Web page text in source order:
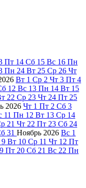
Пт 14 Сб 15 Вс 16 Пн
Пн 24 Вт 25 Ср 26 Чт
Вт 1 Ср 2 Чт 3 Пт 4
12 Вс 13 Пн 14 Вт 15
22 Ср 23 Чт 24 Пт 25
2026 Чт 1 Пт 2 Сб 3
11 Пн 12 Вт 13 Ср 14
21 Чт 22 Пт 23 Сб 24
31 Ноябрь 2026 Вс 1
9 Вт 10 Ср 11 Чт 12 Пт
Пт 20 Сб 21 Вс 22 Пн